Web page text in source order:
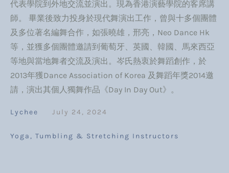
代表學院到外地交流並演出。現為香港演藝學院的客席講
師。 畢業後致力投身於現代舞演出工作，曾與十多個團體
及多位著名編舞合作，如張曉雄，邢亮，Neo Dance Hk
等，並獲多個團體邀請到葡萄牙、英國、韓國、馬來西亞
等地與當地舞者交流及演出。岑氏熱衷於舞蹈創作，於
2013年獲Dance Association of Korea 及舞蹈年獎2014邀
請，演出其個人獨舞作品《Day In Day Out》。
Lychee July 24, 2024
Yoga, Tumbling & Stretching Instructors